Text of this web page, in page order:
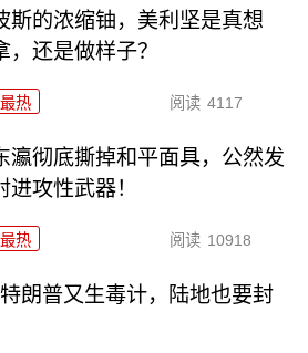
斯的浓缩铀，美利坚是真想
，还是做样子？
最热 阅读 4117
瀛彻底撕掉和平面具，公然发
进攻性武器！
最热 阅读 10918
朗普又生毒计，陆地也要封